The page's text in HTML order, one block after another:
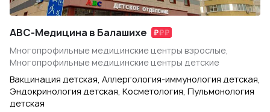
ABC-Медицина в Балашихе
Многопрофильные медицинские центры взрослые,
Многопрофильные медицинские центры детские
Вакцинация детская, Аллергология-иммунология детская,
Эндокринология детская, Косметология, Пульмонология
детская